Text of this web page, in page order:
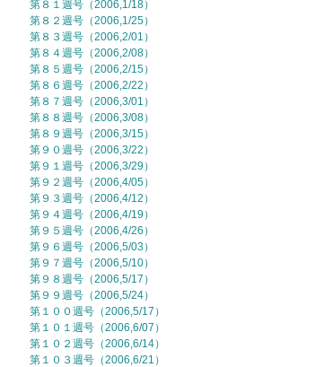
第８１週号（2006,1/18）
第８２週号（2006,1/25）
第８３週号（2006,2/01）
第８４週号（2006,2/08）
第８５週号（2006,2/15）
第８６週号（2006,2/22）
第８７週号（2006,3/01）
第８８週号（2006,3/08）
第８９週号（2006,3/15）
第９０週号（2006,3/22）
第９１週号（2006,3/29）
第９２週号（2006,4/05）
第９３週号（2006,4/12）
第９４週号（2006,4/19）
第９５週号（2006,4/26）
第９６週号（2006,5/03）
第９７週号（2006,5/10）
第９８週号（2006,5/17）
第９９週号（2006,5/24）
第１００週号（2006,5/17）
第１０１週号（2006,6/07）
第１０２週号（2006,6/14）
第１０３週号（2006,6/21）